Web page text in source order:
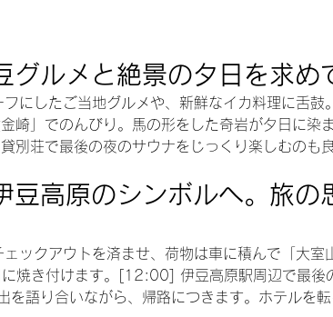
グルメと絶景の夕日を求め
にしたご当地グルメや、新鮮なイカ料理に舌
崎」でのんびり。馬の形をした奇岩が夕日に染
別荘で最後の夜のサウナをじっくり楽しむのも
豆高原のシンボルへ。旅の
ックアウトを済ませ、荷物は車に積んで「大室
焼き付けます。[12:00] 伊豆高原駅周辺で最後
語り合いながら、帰路につきます。ホテルを転